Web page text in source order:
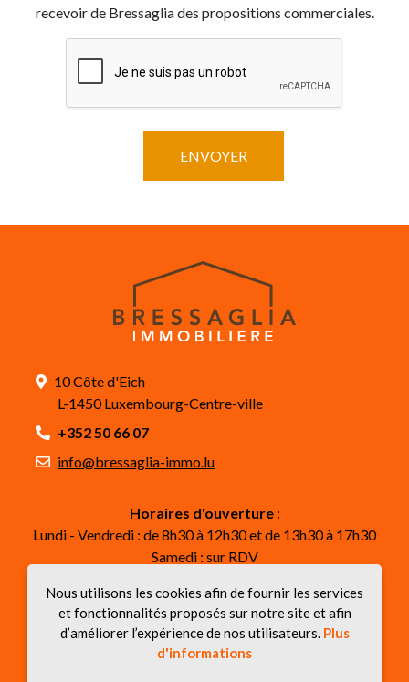
recevoir de Bressaglia des propositions commerciales.
10 Côte d'Eich
L-1450 Luxembourg-Centre-ville
+352 50 66 07
info@bressaglia-immo.lu
Horaires d'ouverture:
Lundi - Vendredi : de 8h30 à 12h30 et de 13h30 à 17h30
Samedi : sur RDV
Suivez-nous
Nous utilisons les cookies afin de fournir les services
et fonctionnalités proposés sur notre site et afin
d’améliorer l’expérience de nos utilisateurs. Plus
d'informations